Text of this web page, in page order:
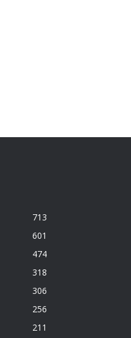
713
601
474
318
306
256
211